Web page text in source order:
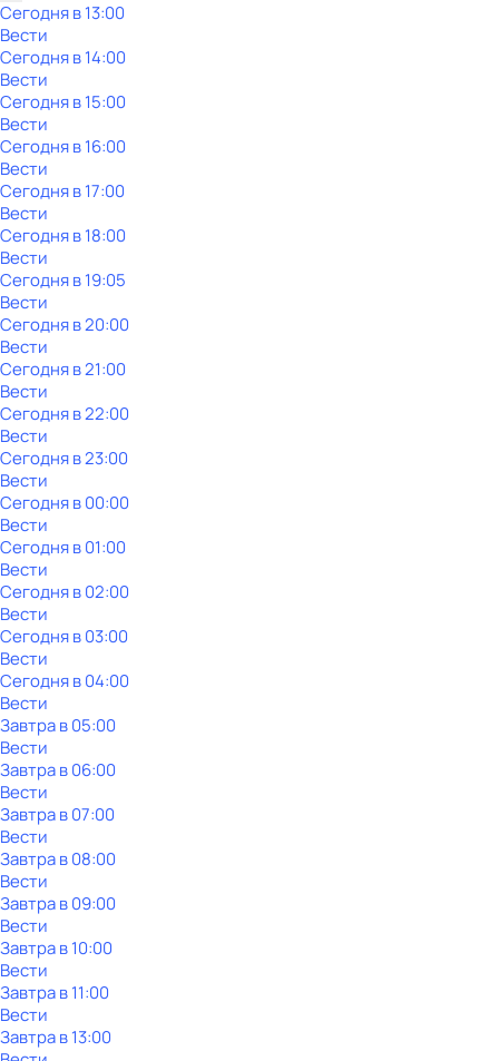
Сегодня в 13:00
Вести
Сегодня в 14:00
Вести
Сегодня в 15:00
Вести
Сегодня в 16:00
Вести
Сегодня в 17:00
Вести
Сегодня в 18:00
Вести
Сегодня в 19:05
Вести
Сегодня в 20:00
Вести
Сегодня в 21:00
Вести
Сегодня в 22:00
Вести
Сегодня в 23:00
Вести
Сегодня в 00:00
Вести
Сегодня в 01:00
Вести
Сегодня в 02:00
Вести
Сегодня в 03:00
Вести
Сегодня в 04:00
Вести
Завтра в 05:00
Вести
Завтра в 06:00
Вести
Завтра в 07:00
Вести
Завтра в 08:00
Вести
Завтра в 09:00
Вести
Завтра в 10:00
Вести
Завтра в 11:00
Вести
Завтра в 13:00